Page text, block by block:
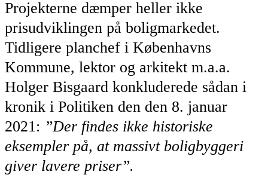
Projekterne dæmper heller ikke
prisudviklingen på boligmarkedet.
Tidligere planchef i Københavns
Kommune, lektor og arkitekt m.a.a.
Holger Bisgaard konkluderede sådan i
kronik i Politiken den den 8. januar
2021: ”Der findes ikke historiske
eksempler på, at massivt boligbyggeri
giver lavere priser”.